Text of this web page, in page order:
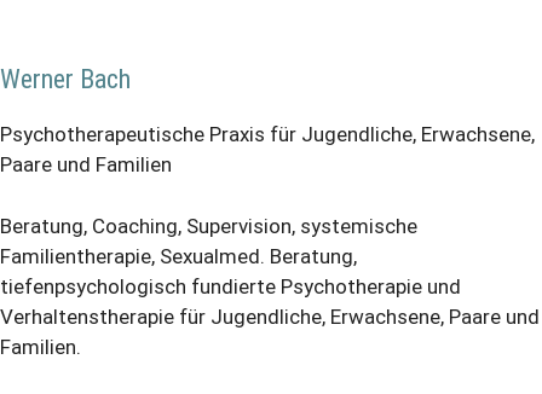
Werner Bach
Psychotherapeutische Praxis für Jugendliche, Erwachsene,
Paare und Familien
Beratung, Coaching, Supervision, systemische
Familientherapie, Sexualmed. Beratung,
tiefenpsychologisch fundierte Psychotherapie und
Verhaltenstherapie für Jugendliche, Erwachsene, Paare und
Familien.